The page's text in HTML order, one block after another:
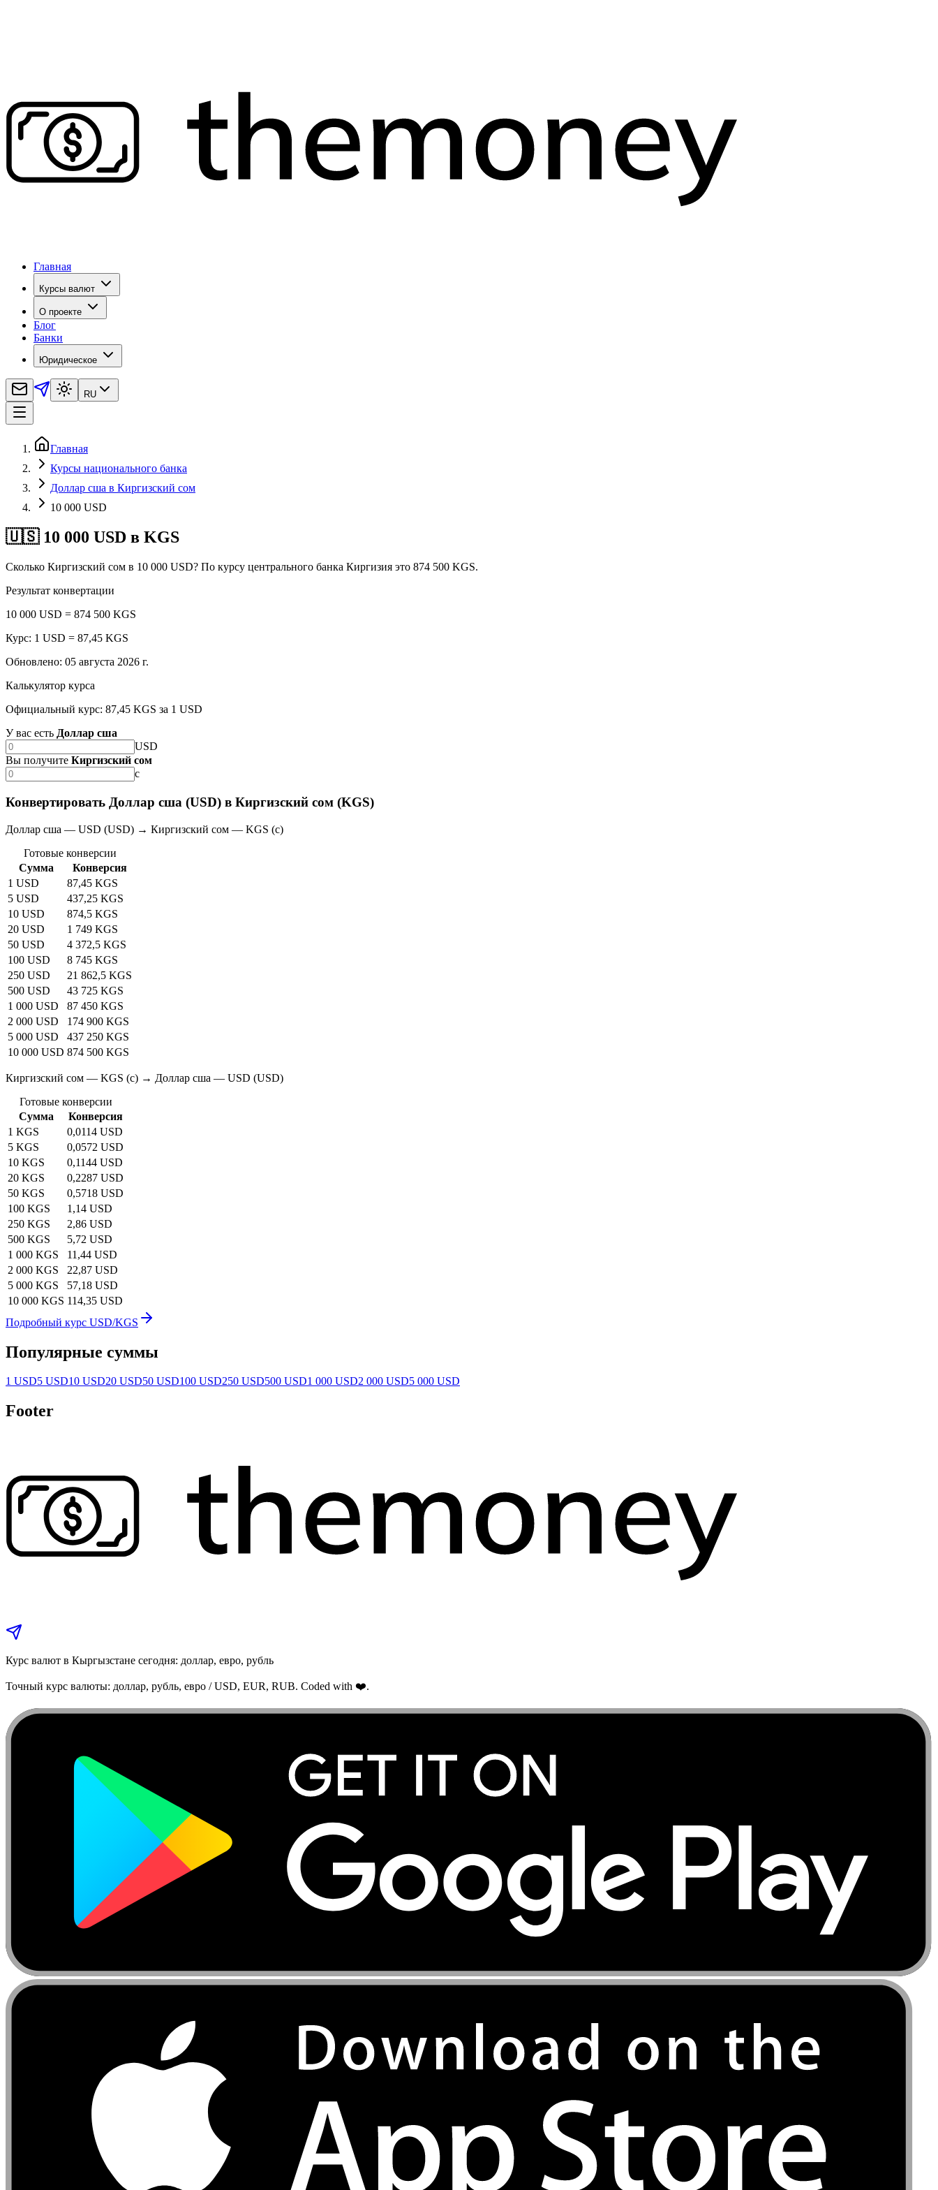
Главная
Курсы валют
О проекте
Блог
Банки
Юридическое
RU
Главная
Курсы национального банка
Доллар сша в Киргизский сом
10 000 USD
🇺🇸 10 000 USD в KGS
Сколько Киргизский сом в 10 000 USD? По курсу центрального банка Киргизия это 874 500 KGS.
Результат конвертации
10 000 USD = 874 500 KGS
Курс: 1 USD = 87,45 KGS
Обновлено: 05 августа 2026 г.
Калькулятор курса
Официальный курс: 87,45 KGS за 1 USD
У вас есть Доллар сша
USD
Вы получите Киргизский сом
с
Конвертировать Доллар сша (USD) в Киргизский сом (KGS)
Доллар сша — USD (USD) → Киргизский сом — KGS (с)
Готовые конверсии
Сумма
Конверсия
1 USD
87,45 KGS
5 USD
437,25 KGS
10 USD
874,5 KGS
20 USD
1 749 KGS
50 USD
4 372,5 KGS
100 USD
8 745 KGS
250 USD
21 862,5 KGS
500 USD
43 725 KGS
1 000 USD
87 450 KGS
2 000 USD
174 900 KGS
5 000 USD
437 250 KGS
10 000 USD 874 500 KGS
Киргизский сом — KGS (с) → Доллар сша — USD (USD)
Готовые конверсии
Сумма
Конверсия
1 KGS
0,0114 USD
5 KGS
0,0572 USD
10 KGS
0,1144 USD
20 KGS
0,2287 USD
50 KGS
0,5718 USD
100 KGS
1,14 USD
250 KGS
2,86 USD
500 KGS
5,72 USD
1 000 KGS
11,44 USD
2 000 KGS
22,87 USD
5 000 KGS
57,18 USD
10 000 KGS 114,35 USD
Подробный курс USD/KGS
Популярные суммы
1 USD5 USD10 USD20 USD50 USD100 USD250 USD500 USD1 000 USD2 000 USD5 000 USD
Footer
Курс валют в Кыргызстане сегодня: доллар, евро, рубль
Точный курс валюты: доллар, рубль, евро / USD, EUR, RUB. Coded with ❤️.